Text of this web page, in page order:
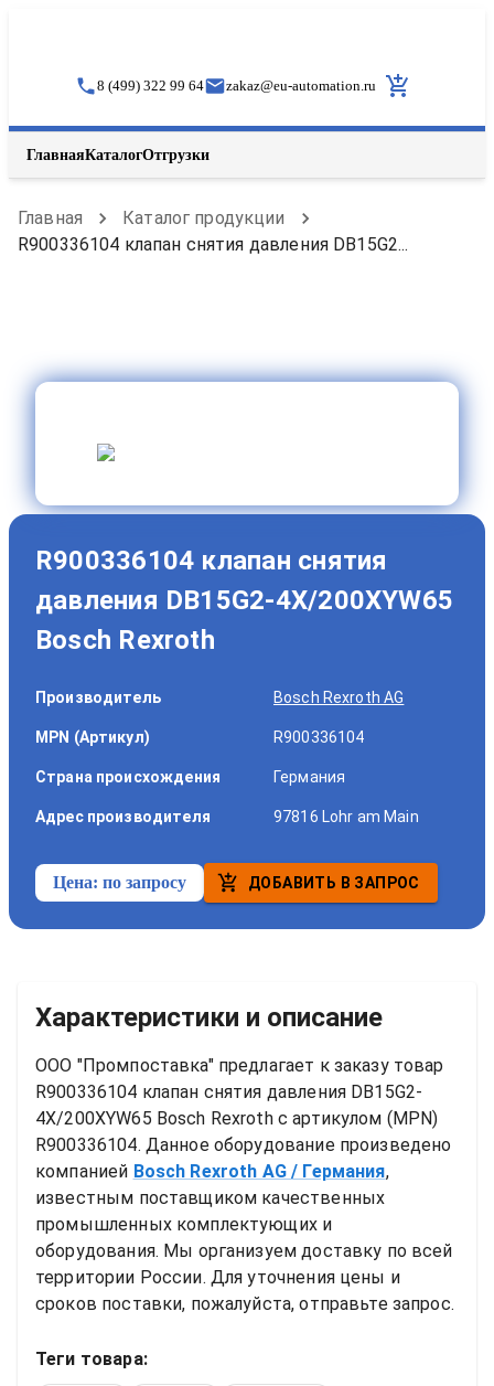
8 (499) 322 99 64 zakaz@eu-automation.ru
ГлавнаяКаталогОтгрузки
Главная
Каталог продукции
R900336104 клапан снятия давления DB15G2...
R900336104 клапан снятия
давления DB15G2-4X/200XYW65
Bosch Rexroth
Производитель Bosch Rexroth AG
MPN (Артикул) R900336104
Страна происхождения Германия
Адрес производителя 97816 Lohr am Main
Цена: по запросу ДОБАВИТЬ В ЗАПРОС
Характеристики и описание
ООО "Промпоставка" предлагает к заказу товар
R900336104 клапан снятия давления DB15G2-
4X/200XYW65 Bosch Rexroth
R900336104. Данное оборудование произведено
компанией Bosch Rexroth AG / Германия,
известным поставщиком качественных
промышленных комплектующих и
оборудования. Мы организуем доставку по всей
территории России. Для уточнения цены и
сроков поставки, пожалуйста, отправьте запрос.
Теги товара: